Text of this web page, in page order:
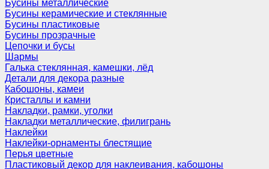
Бусины металлические
Бусины керамические и стеклянные
Бусины пластиковые
Бусины прозрачные
Цепочки и бусы
Шармы
Галька стеклянная, камешки, лёд
Детали для декора разные
Кабошоны, камеи
Кристаллы и камни
Накладки, рамки, уголки
Накладки металлические, филигрань
Наклейки
Наклейки-орнаменты блестящие
Перья цветные
Пластиковый декор для наклеивания, кабошоны